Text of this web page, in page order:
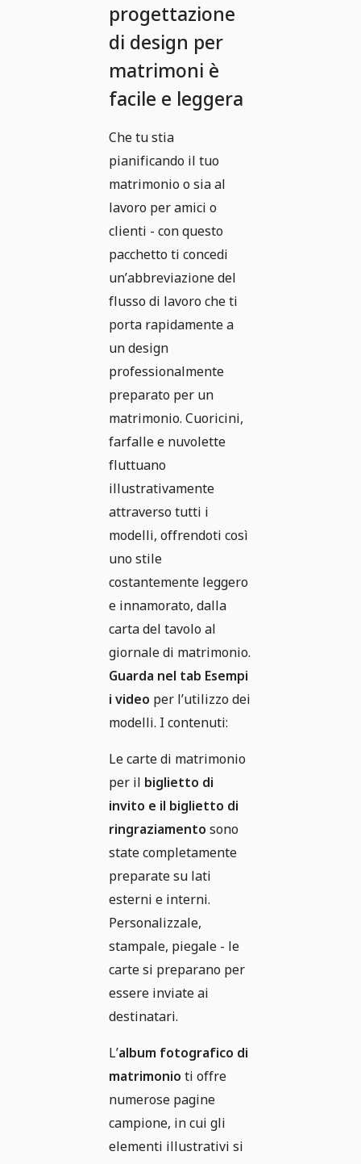
progettazione
di design per
matrimoni è
facile e leggera
Che tu stia
pianificando il tuo
matrimonio o sia al
lavoro per amici o
clienti - con questo
pacchetto ti concedi
un’abbreviazione del
flusso di lavoro che ti
porta rapidamente a
un design
professionalmente
preparato per un
matrimonio. Cuoricini,
farfalle e nuvolette
fluttuano
illustrativamente
attraverso tutti i
modelli, offrendoti così
uno stile
costantemente leggero
e innamorato, dalla
carta del tavolo al
giornale di matrimonio.
Guarda nel tab Esempi
i video per l’utilizzo dei
modelli. I contenuti:
Le carte di matrimonio
per il biglietto di
invito e il biglietto di
ringraziamento sono
state completamente
preparate su lati
esterni e interni.
Personalizzale,
stampale, piegale - le
carte si preparano per
essere inviate ai
destinatari.
L’album fotografico di
matrimonio ti offre
numerose pagine
campione, in cui gli
elementi illustrativi si